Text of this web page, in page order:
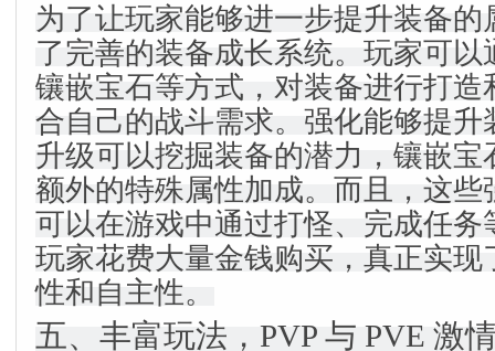
为了让玩家能够进一步提升装备
了完善的装备成长系统。玩家可
镶嵌宝石等方式，对装备进行打造
合自己的战斗需求。强化能够提升
升级可以挖掘装备的潜力，镶嵌宝
额外的特殊属性加成。而且，这些
可以在游戏中通过打怪、完成任务
玩家花费大量金钱购买，真正实现
性和自主性。
五、丰富玩法，PVP 与 PVE 激